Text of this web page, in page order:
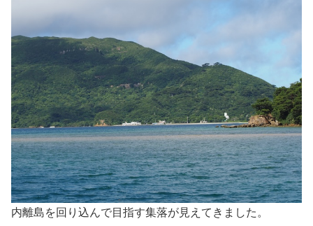
内離島を回り込んで目指す集落が見えてきました。